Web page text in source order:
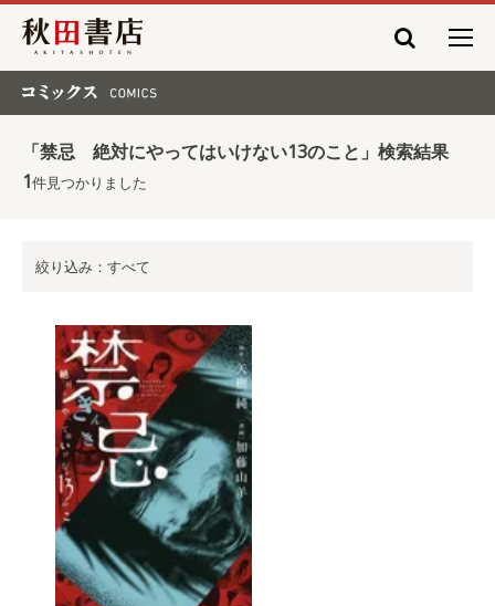
秋田書店
「禁忌 絶対にやってはいけない13のこと」検索結果
1件見つかりました
絞り込み：すべて